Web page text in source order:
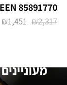
85891770
₪2,317
₪1,451